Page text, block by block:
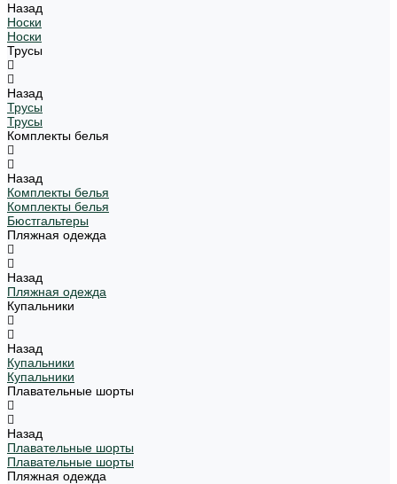
Назад
Носки
Носки
Трусы
Назад
Трусы
Трусы
Комплекты белья
Назад
Комплекты белья
Комплекты белья
Бюстгальтеры
Пляжная одежда
Назад
Пляжная одежда
Купальники
Назад
Купальники
Купальники
Плавательные шорты
Назад
Плавательные шорты
Плавательные шорты
Пляжная одежда